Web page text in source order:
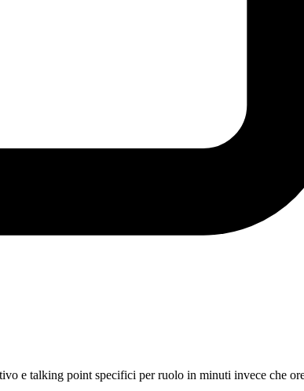
e talking point specifici per ruolo in minuti invece che